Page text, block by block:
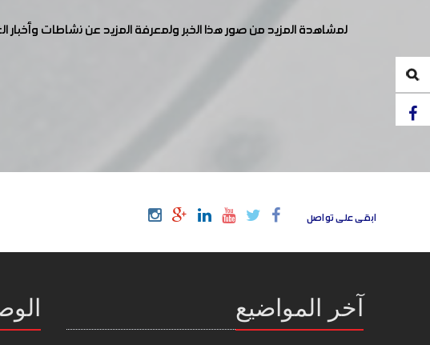
لمشاهدة المزيد من صور هذا الخبر ولمعرفة المزيد عن نشاطات
ابقى على تواصل
آخر المواضيع